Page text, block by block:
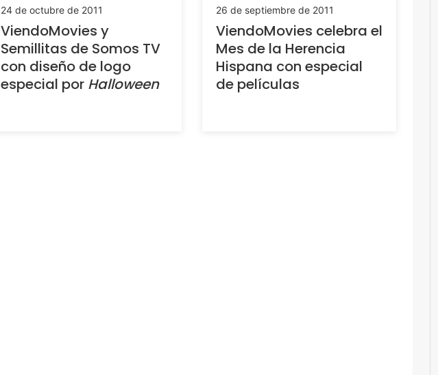
24 de octubre de 2011
ViendoMovies y
Semillitas de Somos TV
con diseño de logo
especial por Halloween
26 de septiembre de 2011
ViendoMovies celebra el
Mes de la Herencia
Hispana con especial
de películas